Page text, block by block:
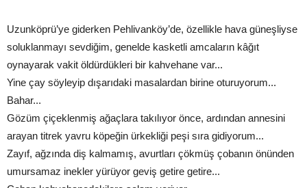
Uzunköprü’ye giderken Pehlivanköy’de, özellikle hava güneşliyse
soluklanmayı sevdiğim, genelde kasketli amcaların kâğıt
oynayarak vakit öldürdükleri bir kahvehane var...
Yine çay söyleyip dışarıdaki masalardan birine oturuyorum...
Bahar...
Gözüm çiçeklenmiş ağaçlara takılıyor önce, ardından annesini
arayan titrek yavru köpeğin ürkekliği peşi sıra gidiyorum...
Zayıf, ağzında diş kalmamış, avurtları çökmüş çobanın önünden
umursamaz inekler yürüyor geviş getire getire...